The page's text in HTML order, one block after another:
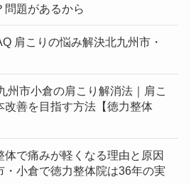
問題があるから
肩こりの悩み解決北九州市・
州市小倉の肩こり解消法｜肩こ
改善を目指す方法【徳力整体
で痛みが軽くなる理由と原因
・小倉で徳力整体院は36年の実